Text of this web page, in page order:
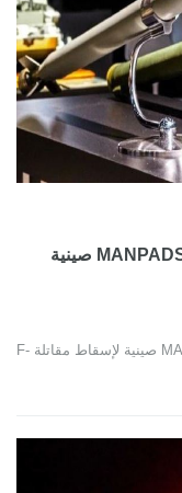
تقارير أمريكية: إيران استخدمت منظومة MANPADS صينية
تقارير أمريكية: إيران استخدمت منظومة MANPADS صينية لإسقاط مقاتلة F-